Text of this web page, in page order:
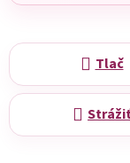
Tlač
Strážiť